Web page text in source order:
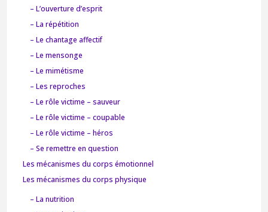
– L’ouverture d’esprit
– La répétition
– Le chantage affectif
– Le mensonge
– Le mimétisme
– Les reproches
– Le rôle victime – sauveur
– Le rôle victime – coupable
– Le rôle victime – héros
– Se remettre en question
Les mécanismes du corps émotionnel
Les mécanismes du corps physique
– La nutrition